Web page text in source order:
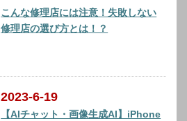
こんな修理店には注意！失敗しない
修理店の選び方とは！？
2023-6-19
【AIチャット・画像生成AI】iPhone